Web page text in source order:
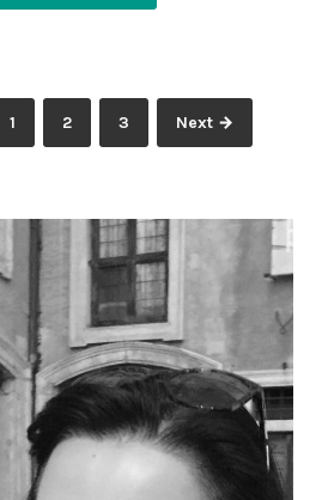
Page
1 Page
2 Page
3 Next →